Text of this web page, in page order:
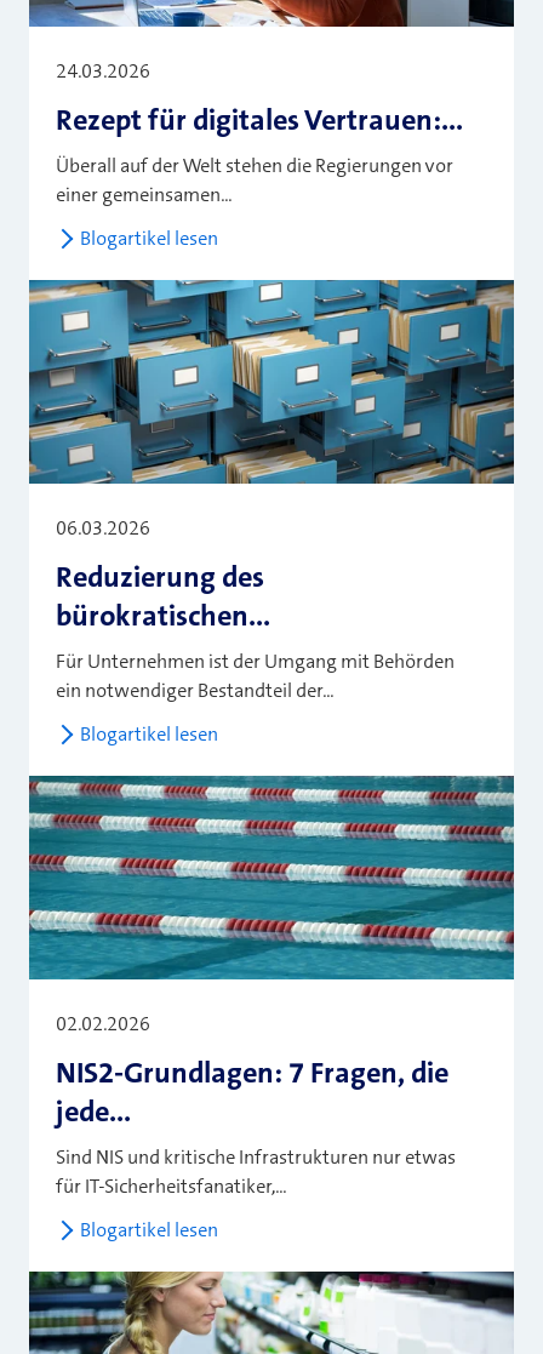
24.03.2026
Rezept für digitales Vertrauen:...
Überall auf der Welt stehen die Regierungen vor
einer gemeinsamen...
Blogartikel lesen
06.03.2026
Reduzierung des
bürokratischen...
Für Unternehmen ist der Umgang mit Behörden
ein notwendiger Bestandteil der...
Blogartikel lesen
02.02.2026
NIS2-Grundlagen: 7 Fragen, die
jede...
Sind NIS und kritische Infrastrukturen nur etwas
für IT-Sicherheitsfanatiker,...
Blogartikel lesen